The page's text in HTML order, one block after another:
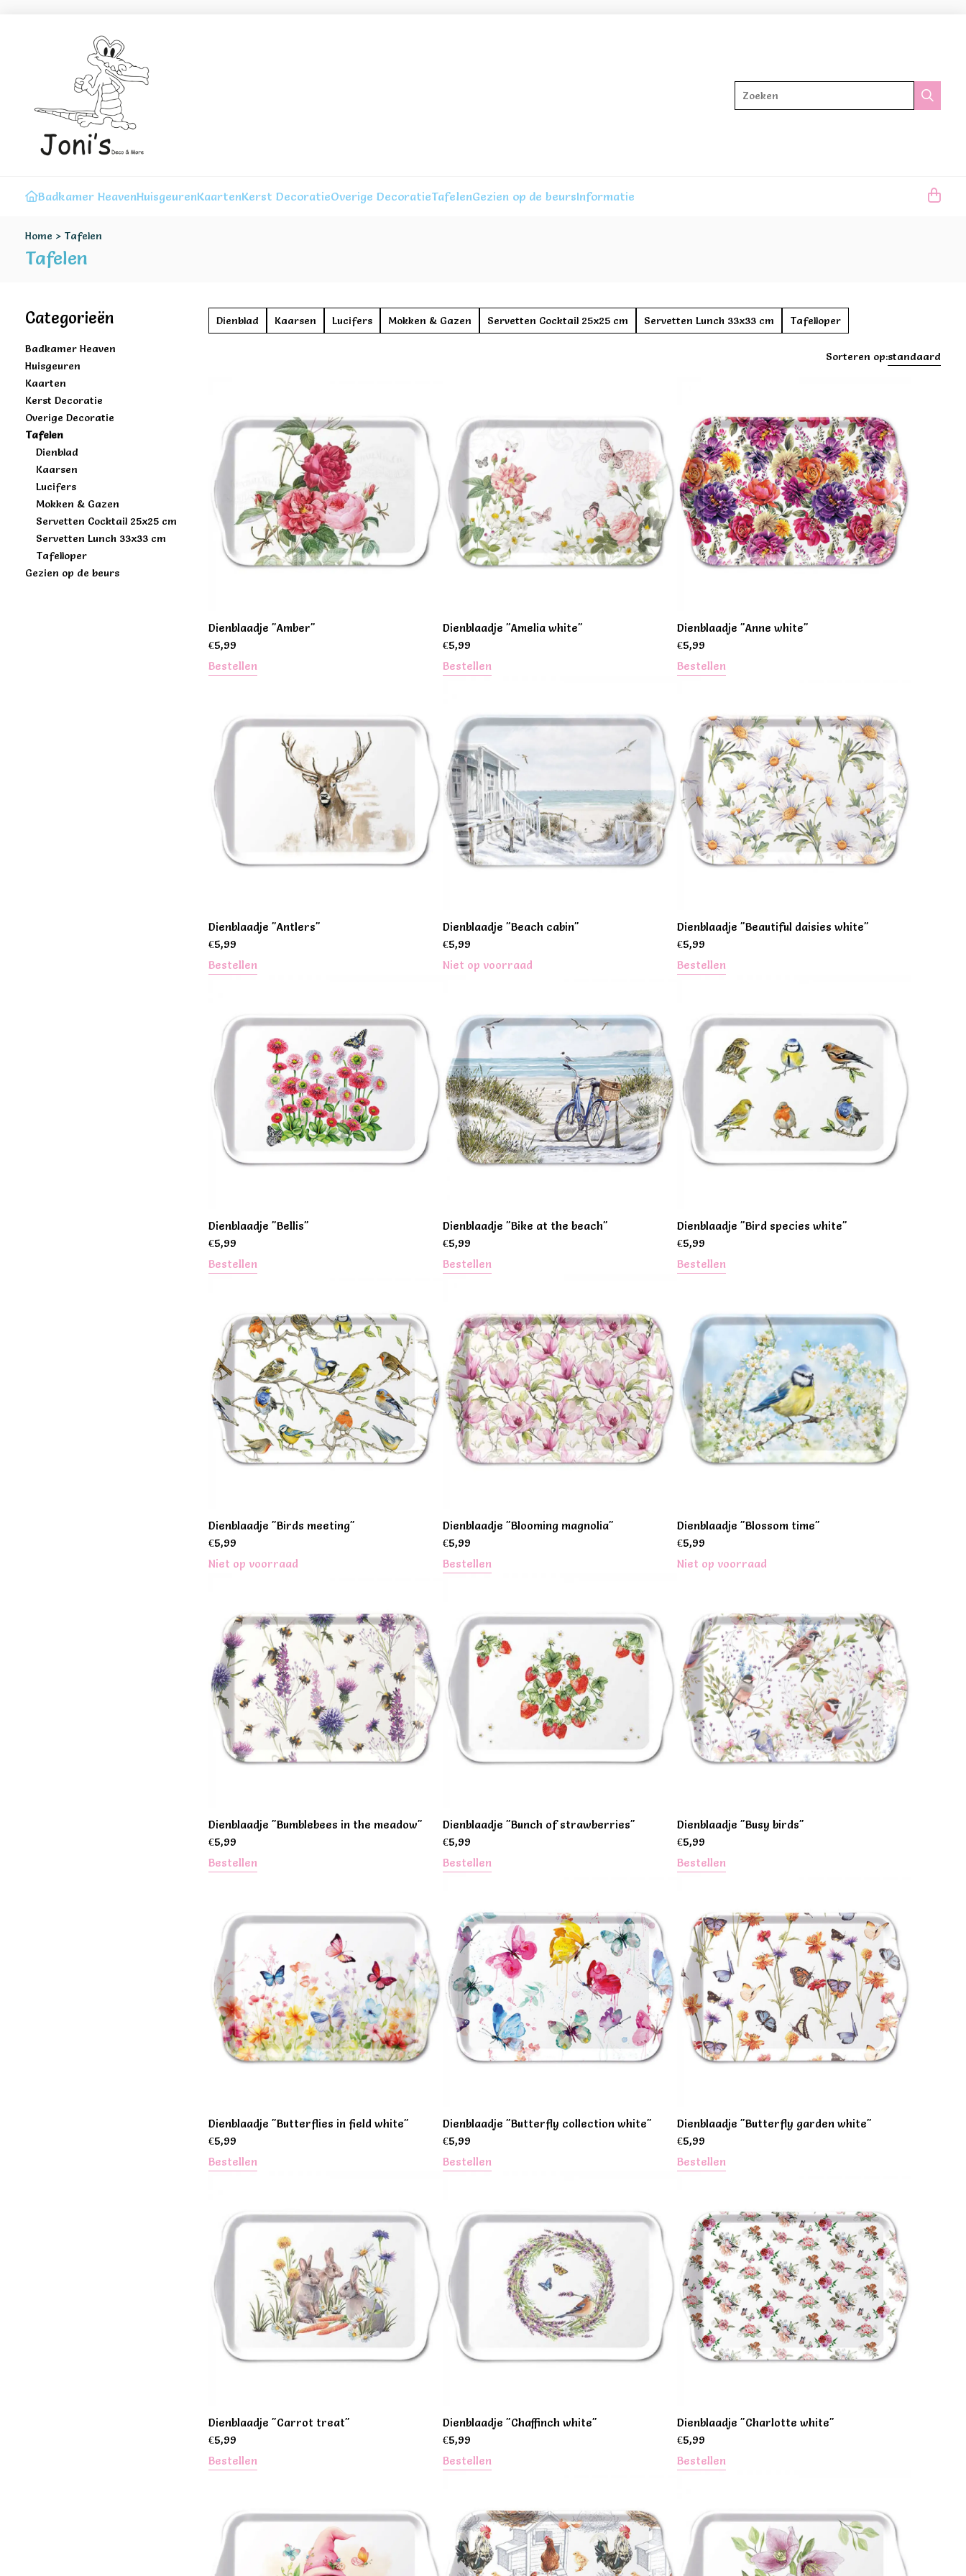
Badkamer HeavenHuisgeurenKaartenKerst DecoratieOverige DecoratieTafelenGezien op de beursInformatie
Home > Tafelen
Tafelen
Categorieën
Badkamer Heaven
Huisgeuren
Kaarten
Kerst Decoratie
Overige Decoratie
Tafelen
Dienblad
Kaarsen
Lucifers
Mokken & Gazen
Servetten Cocktail 25x25 cm
Servetten Lunch 33x33 cm
Tafelloper
Gezien op de beurs
Dienblad Kaarsen Lucifers Mokken & Gazen Servetten Cocktail 25x25 cm Servetten Lunch 33x33 cm Tafelloper
Sorteren op:standaard
Dienblaadje "Amber"
€5,99
Bestellen
Dienblaadje "Amelia white"
€5,99
Bestellen
Dienblaadje "Anne white"
€5,99
Bestellen
Dienblaadje "Antlers"
€5,99
Bestellen
Dienblaadje "Beach cabin"
€5,99
Niet op voorraad
Dienblaadje "Beautiful daisies white"
€5,99
Bestellen
Dienblaadje "Bellis"
€5,99
Bestellen
Dienblaadje "Bike at the beach"
€5,99
Bestellen
Dienblaadje "Bird species white"
€5,99
Bestellen
Dienblaadje "Birds meeting"
€5,99
Niet op voorraad
Dienblaadje "Blooming magnolia"
€5,99
Bestellen
Dienblaadje "Blossom time"
€5,99
Niet op voorraad
Dienblaadje "Bumblebees in the meadow"
€5,99
Bestellen
Dienblaadje "Bunch of strawberries"
€5,99
Bestellen
Dienblaadje "Busy birds"
€5,99
Bestellen
Dienblaadje "Butterflies in field white"
€5,99
Bestellen
Dienblaadje "Butterfly collection white"
€5,99
Bestellen
Dienblaadje "Butterfly garden white"
€5,99
Bestellen
Dienblaadje "Carrot treat"
€5,99
Bestellen
Dienblaadje "Chaffinch white"
€5,99
Bestellen
Dienblaadje "Charlotte white"
€5,99
Bestellen